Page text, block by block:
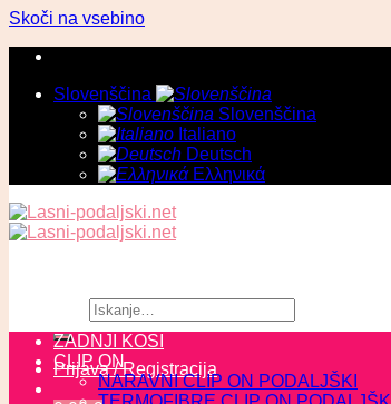
Skoči na vsebino
Slovenščina
Slovenščina
Italiano
Deutsch
Ελληνικά
Prijava / Registracija
ZADNJI KOSI
CLIP ON
NARAVNI CLIP ON PODALJŠKI